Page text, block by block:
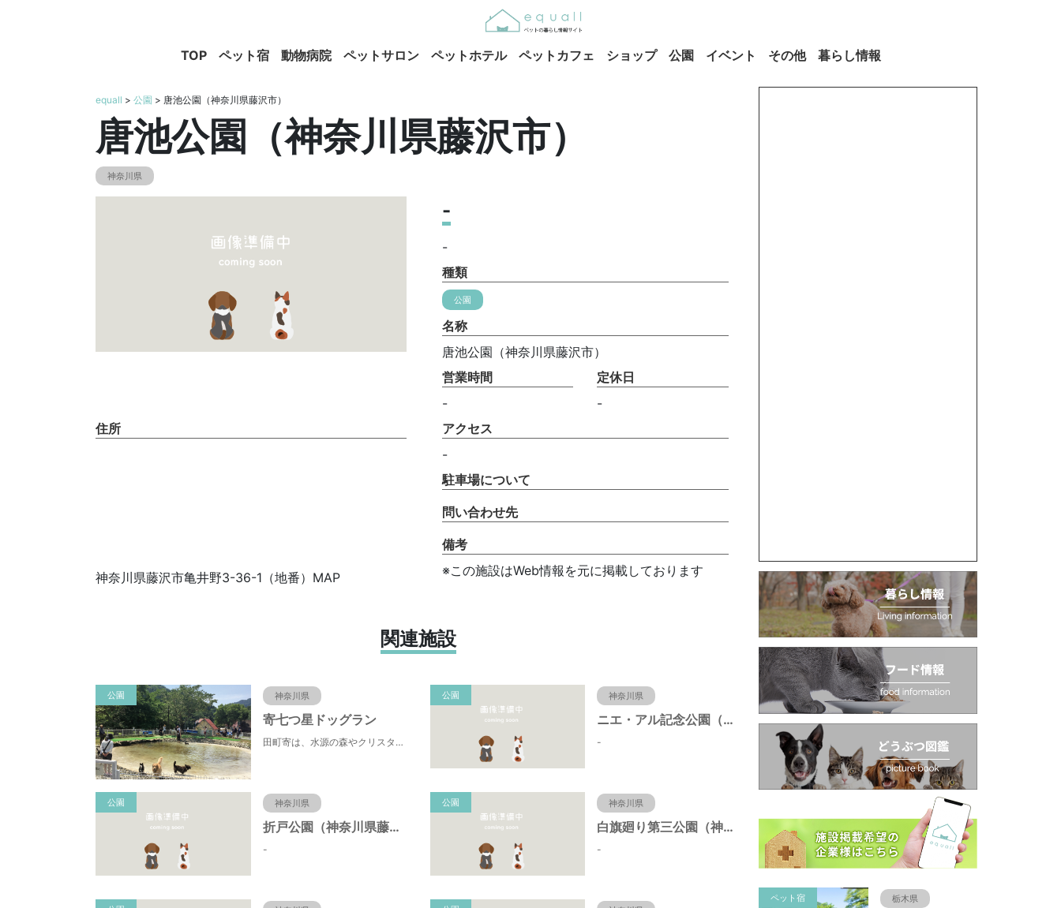
TOP ペット宿 動物病院 ペットサロン ペットホテル ペットカフェ ショップ 公園 イベント その他 暮らし情報
equall > 公園 > 唐池公園（神奈川県藤沢市）
唐池公園（神奈川県藤沢市）
神奈川県
-
-
種類
公園
名称
唐池公園（神奈川県藤沢市）
営業時間
-
定休日
-
住所
神奈川県藤沢市亀井野3-36-1（地番）MAP
アクセス
-
駐車場について
問い合わせ先
備考
※この施設はWeb情報を元に掲載しております
関連施設
公園 神奈川県
寄七つ星ドッグラン
田町寄は、水源の森やクリスタルな清流 、 満天の星空などの豊かな自然に包まれ、 食や農、芸術の魅力あふれる川の里です。 ドッグランエリアを中心とした『やどりき七つ星ヴィレッジ』を ゆっくりお楽しみください。
公園 神奈川県
ニエ・アル記念公園（神奈川県藤沢市）
-
公園 神奈川県
折戸公園（神奈川県藤沢市）
-
公園 神奈川県
白旗廻り第三公園（神奈川県藤沢市）
-
ペット宿 栃木県